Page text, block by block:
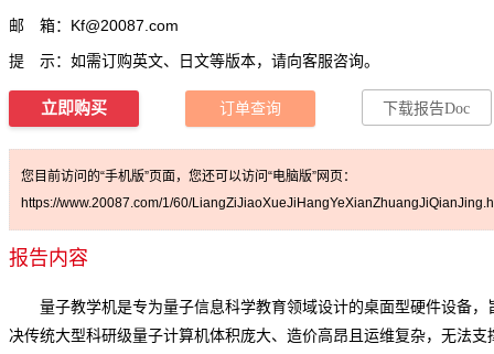
邮 箱： Kf@20087.com
提 示：如需订购英文、日文等版本，请向客服咨询。
立即购买 订单查询 下载报告Doc
您目前访问的“手机版”页面，您还可以访问“电脑版”网页：
https://www.20087.com/1/60/
报告内容
量子教学机是专为量子信息科学教育领域设计的桌面型硬件设备，
决传统大型科研级量子计算机体积庞大、造价高昂且运维复杂，无法支